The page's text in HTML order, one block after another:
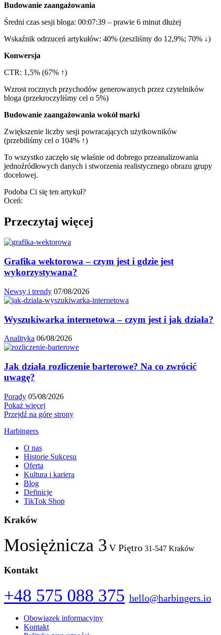
Budowanie zaangażowania
Średni czas sesji bloga: 00:07:39 – prawie 6 minut dłużej
Wskaźnik odrzuceń artykułów: 40% (zeszliśmy do 12,9%; 70% ↓)
Konwersja
CTR: 1,5% (67% ↑)
Wzrost rocznych przychodów generowanych przez czytelników
bloga (przekroczyliśmy cel o 5%)
Budowanie zaangażowania wokół marki
Zwiększenie liczby sesji powracających użytkowników
(przebiliśmy cel o 104% ↑)
To wszystko zaczęło się właśnie od dobrego przeanalizowania
jednoźródłowych danych i stworzenia realistycznego obrazu grupy
docelowej.
Podoba Ci się ten artykuł?
Oceń:
Przeczytaj więcej
Grafika wektorowa – czym jest i gdzie jest
wykorzystywana?
Newsy i trendy 07/08/2026
Wyszukiwarka internetowa – czym jest i jak działa?
Analityka 06/08/2026
Jak działa rozliczenie barterowe? Na co zwrócić
uwagę?
Porady 05/08/2026
Pokaż więcej
Przejdź na górę strony
Harbingers
O nas
Historie Sukcesu
Oferta
Kultura i kariera
Blog
Definicje
TikTok Shop
Kraków
Mosiężnicza 3 V Piętro 31-547 Kraków
Kontakt
+48 575 088 375 hello@harbingers.io
Obowiązek informacyjny
Kontakt